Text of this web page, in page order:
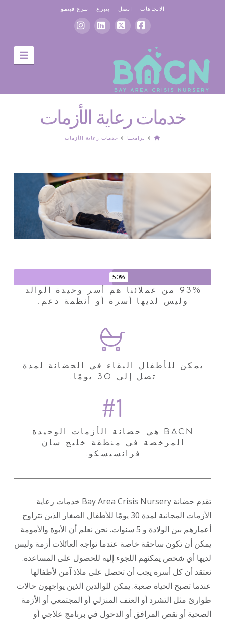
الاتجاهات | اتصل | يتبرع | تبرع فينمو
التواصل
الاجتماعي
الفيسبوك
خدمات رعاية الأزمات
الصفحة
الرئيسية
برامجنا خدمات رعاية الأزمات
50%
93% من عملائنا هم أسر وحيدة الوالد
وليس لديها أسرة أو أنظمة دعم.
يمكن للأطفال البقاء في الحضانة لمدة
تصل إلى 30 يومًا.
#1
BACN هي حضانة الأزمات الوحيدة
المرخصة في منطقة خليج سان
فرانسيسكو.
تقدم حضانة Bay Area Crisis Nursery خدمات رعاية
الأزمات المجانية لمدة 30 يومًا للأطفال الصغار الذين تتراوح
أعمارهم بين الولادة و 5 سنوات. نحن نعلم أن الأبوة والأمومة
يمكن أن تكون ساحقة خاصة عندما تواجه العائلات أزمة وليس
لديها أي شخص يمكنهم اللجوء إليه للحصول على المساعدة.
نعتقد أن كل أسرة يجب أن تحصل على ملاذ آمن لأطفالها
عندما تصبح الحياة صعبة. يمكن للوالدين الذين يواجهون حالات
طوارئ مثل التشرد أو العنف المنزلي أو المجتمعي أو الأزمة
الصحية أو نقص المرافق أو الدخول في برنامج علاجي أو